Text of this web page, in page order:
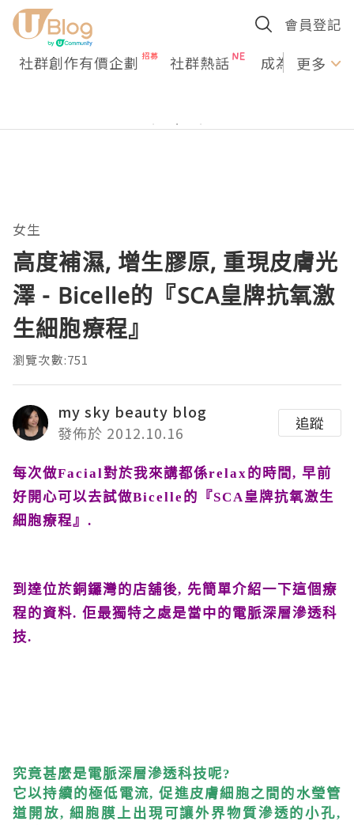
會員登記
社群創作有價企劃 社群熱話 成為U更多
女生
高度補濕, 增生膠原, 重現皮膚光
澤 - Bicelle的『SCA皇牌抗氧激
生細胞療程』
瀏覽次數:751
my sky beauty blog
發佈於 2012.10.16
追蹤
每次做Facial對於我來講都係relax的時間 , 早前
好開心可以去試做Bicelle 的『SCA皇牌抗氧激生
細胞療程』 .
到達位於銅鑼灣的店舖後, 先簡單介紹一下這個療
程的資料. 佢最獨特之處是當中的電脈深層滲透科
技.
究竟甚麼是電脈深層滲透科技呢?
它以持續的極低電流,促進皮膚細胞之間的水瑩管
道開放,細胞膜上出現可讓外界物質滲透的小孔,